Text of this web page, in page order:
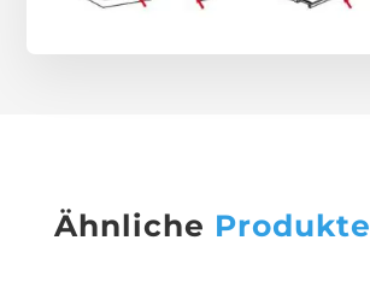
Ähnliche Produkte